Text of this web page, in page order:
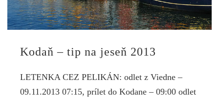
Kodaň – tip na jeseň 2013
LETENKA CEZ PELIKÁN: odlet z Viedne –
09.11.2013 07:15, prílet do Kodane – 09:00 odlet